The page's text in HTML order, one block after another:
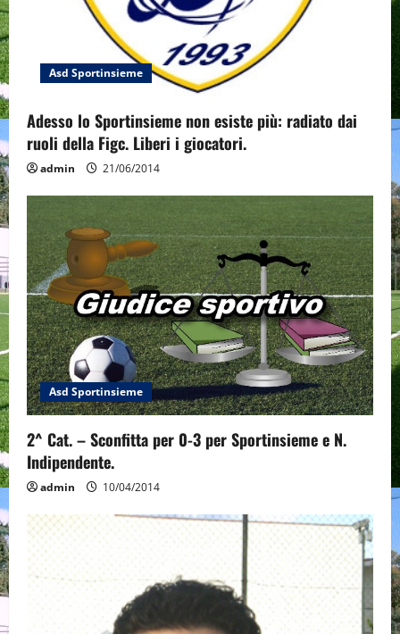
Asd Sportinsieme
Adesso lo Sportinsieme non esiste più: radiato dai
ruoli della Figc. Liberi i giocatori.
admin 21/06/2014
Asd Sportinsieme
2^ Cat. – Sconfitta per 0-3 per Sportinsieme e N.
Indipendente.
admin 10/04/2014